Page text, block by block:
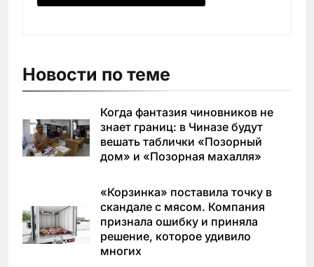
Новости по теме
Когда фантазия чиновников не
знает границ: в Чиназе будут
вешать таблички «Позорный
дом» и «Позорная махалля»
«Корзинка» поставила точку в
скандале с мясом. Компания
признала ошибку и приняла
решение, которое удивило
многих